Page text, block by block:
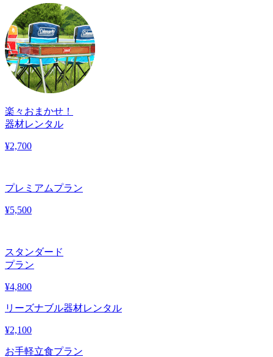
楽々おまかせ！
器材レンタル
¥2,700
プレミアムプラン
¥5,500
スタンダード
プラン
¥4,800
リーズナブル器材レンタル
¥2,100
お手軽立食プラン